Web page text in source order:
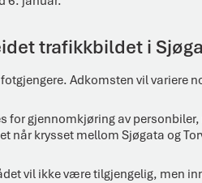
trafikkbildet i
Adkomsten vil variere
for gjennomkjøring av
når krysset mellom Sjøgata og
vil ikke være tilgjengelig, men